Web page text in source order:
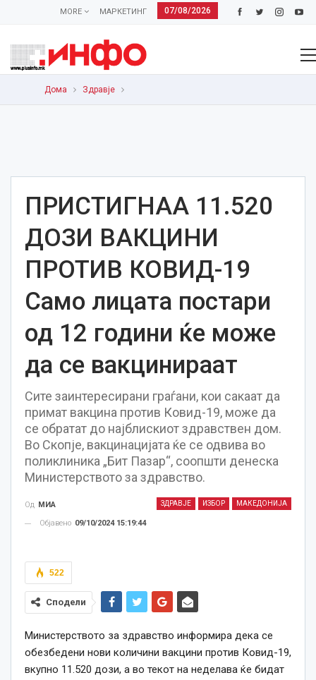
07/08/2026
МАРКЕТИНГ
MORE
Дома Здравје
ПРИСТИГНАА 11.520
ДОЗИ ВАКЦИНИ
ПРОТИВ КОВИД-19
Само лицата постари
од 12 години ќе може
да се вакцинираат
Сите заинтересирани граѓани, кои сакаат да
примат вакцина против Ковид-19, може да
се обратат до најблискиот здравствен дом.
Во Скопје, вакцинацијата ќе се одвива во
поликлиника „Бит Пазар“, соопшти денеска
Министерството за здравство.
ЗДРАВЈЕ ИЗБОР МАКЕДОНИЈА
Од МИА
Објавено 09/10/2024 15:19:44
522
Сподели
Министерството за здравство информира дека се
обезбедени нови количини вакцини против Ковид-19,
вкупно 11.520 дози, а во текот на неделава ќе бидат